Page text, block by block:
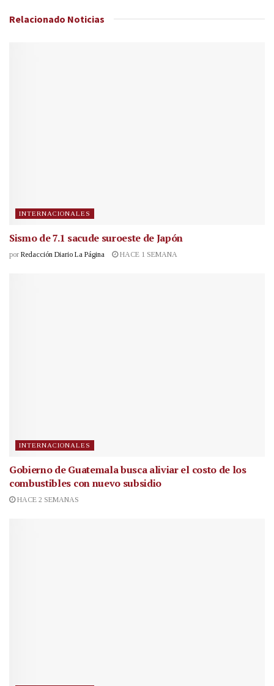
Relacionado Noticias
INTERNACIONALES
Sismo de 7.1 sacude suroeste de Japón
por Redacción Diario La Página HACE 1 SEMANA
INTERNACIONALES
Gobierno de Guatemala busca aliviar el costo de los
combustibles con nuevo subsidio
HACE 2 SEMANAS